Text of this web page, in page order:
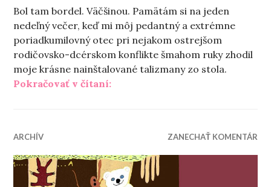
Bol tam bordel. Väčšinou. Pamätám si na jeden
nedeľný večer, keď mi môj pedantný a extrémne
poriadkumilovný otec pri nejakom ostrejšom
rodičovsko-dcérskom konflikte šmahom ruky zhodil
moje krásne nainštalované talizmany zo stola.
Pokračovať v čítaní:„Deľba (domácej) práce“
ARCHÍV ZANECHAŤ KOMENTÁR